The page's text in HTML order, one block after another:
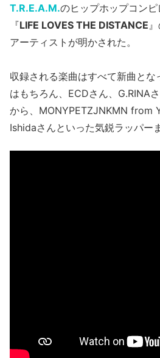
T.R.E.A.M.のヒップホップコン
『LIFE LOVES THE DISTANCE
アーティストが明かされた。
収録される楽曲はすべて新曲とな
はもちろん、ECDさん、G.RINA
から、MONYPETZJNKMN from
Ishidaさんといった気鋭ラッパー